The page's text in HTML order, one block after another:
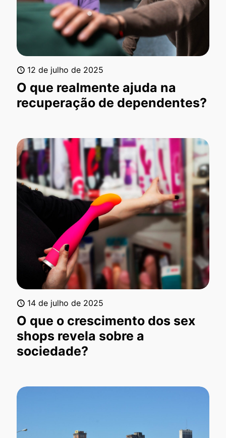
12 de julho de 2025
O que realmente ajuda na
recuperação de dependentes?
14 de julho de 2025
O que o crescimento dos sex
shops revela sobre a
sociedade?